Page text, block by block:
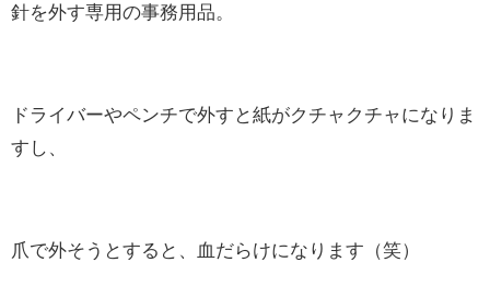
針を外す専用の事務用品。
ドライバーやペンチで外すと紙がクチャクチャになりま
すし、
爪で外そうとすると、血だらけになります（笑）